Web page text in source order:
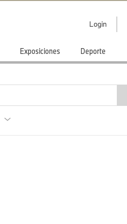
Login
Exposiciones Deporte